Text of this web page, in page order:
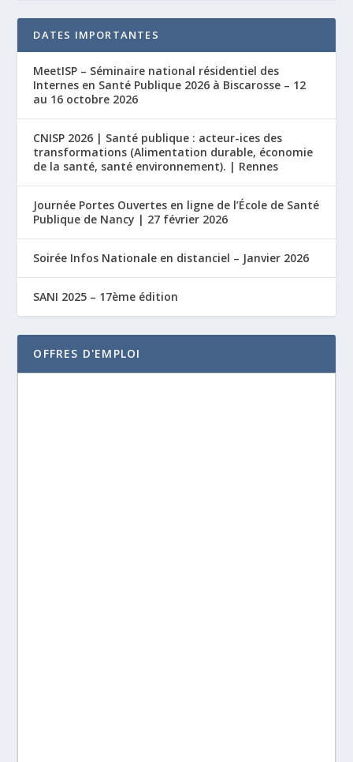
DATES IMPORTANTES
MeetISP – Séminaire national résidentiel des
Internes en Santé Publique 2026 à Biscarosse – 12
au 16 octobre 2026
CNISP 2026 | Santé publique : acteur-ices des
transformations (Alimentation durable, économie
de la santé, santé environnement). | Rennes
Journée Portes Ouvertes en ligne de l’École de Santé
Publique de Nancy | 27 février 2026
Soirée Infos Nationale en distanciel – Janvier 2026
SANI 2025 – 17ème édition
OFFRES D'EMPLOI